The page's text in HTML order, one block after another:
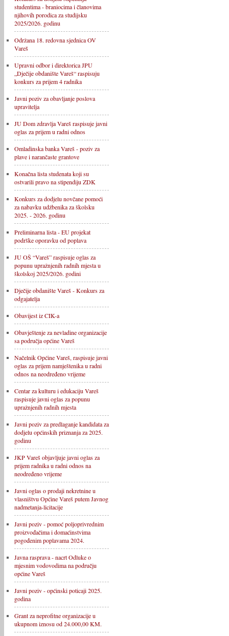
studentima - braniocima i članovima
njihovih porodica za studijsku
2025/2026. godinu
Održana 18. redovna sjednica OV
Vareš
Upravni odbor i direktorica JPU
„Dječije obdanište Vareš“ raspisuju
konkurs za prijem 4 radnika
Javni poziv za obavljanje poslova
upravitelja
JU Dom zdravlja Vareš raspisuje javni
oglas za prijem u radni odnos
Omladinska banka Vareš - poziv za
plave i narančaste grantove
Konačna lista studenata koji su
ostvarili pravo na stipendiju ZDK
Konkurs za dodjelu novčane pomoći
za nabavku udžbenika za školsku
2025. - 2026. godinu
Preliminarna lista - EU projekat
podrške oporavku od poplava
JU OŠ “Vareš” raspisuje oglas za
popunu upražnjenih radnih mjesta u
školskoj 2025/2026. godini
Dječije obdanište Vareš - Konkurs za
odgajatelja
Obavijest iz CIK-a
Obavještenje za nevladine organizacije
sa područja općine Vareš
Načelnik Općine Vareš, raspisuje javni
oglas za prijem namještenika u radni
odnos na neodređeno vrijeme
Centar za kulturu i edukaciju Vareš
raspisuje javni oglas za popunu
upražnjenih radnih mjesta
Javni poziv za predlaganje kandidata za
dodjelu općinskih priznanja za 2025.
godinu
JKP Vareš objavljuje javni oglas za
prijem radnika u radni odnos na
neodređeno vrijeme
Javni oglas o prodaji nekretnine u
vlasništvu Općine Vareš putem Javnog
nadmetanja-licitacije
Javni poziv - pomoć poljoprivrednim
proizvođačima i domaćinstvima
pogođenim poplavama 2024.
Javna rasprava - nacrt Odluke o
mjesnim vodovodima na području
općine Vareš
Javni poziv - općinski poticaji 2025.
godina
Grant za neprofitne organizacije u
ukupnom iznosu od 24.000,00 KM.